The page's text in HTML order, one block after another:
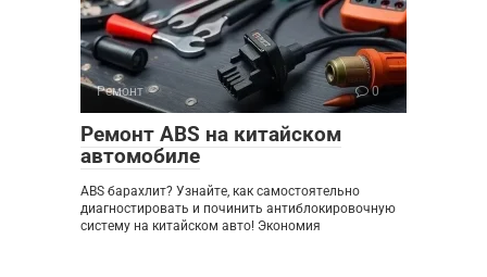
Ремонт 0
Ремонт ABS на китайском
автомобиле
ABS барахлит? Узнайте, как самостоятельно
диагностировать и починить антиблокировочную
систему на китайском авто! Экономия